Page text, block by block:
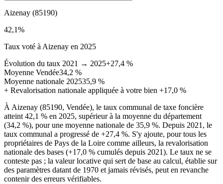
Aizenay (85190)
42,1%
Taux voté à Aizenay en 2025
Évolution du taux 2021 → 2025+27,4 %
Moyenne Vendée34,2 %
Moyenne nationale 202535,9 %
+ Revalorisation nationale appliquée à votre bien +17,0 %
À Aizenay (85190, Vendée), le taux communal de taxe foncière
atteint 42,1 % en 2025, supérieur à la moyenne du département
(34,2 %), pour une moyenne nationale de 35,9 %. Depuis 2021, le
taux communal a progressé de +27,4 %. S'y ajoute, pour tous les
propriétaires de Pays de la Loire comme ailleurs, la revalorisation
nationale des bases (+17,0 % cumulés depuis 2021). Le taux ne se
conteste pas ; la valeur locative qui sert de base au calcul, établie sur
des paramètres datant de 1970 et jamais révisés, peut en revanche
contenir des erreurs vérifiables.